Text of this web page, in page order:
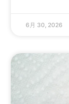
6月 30, 2026